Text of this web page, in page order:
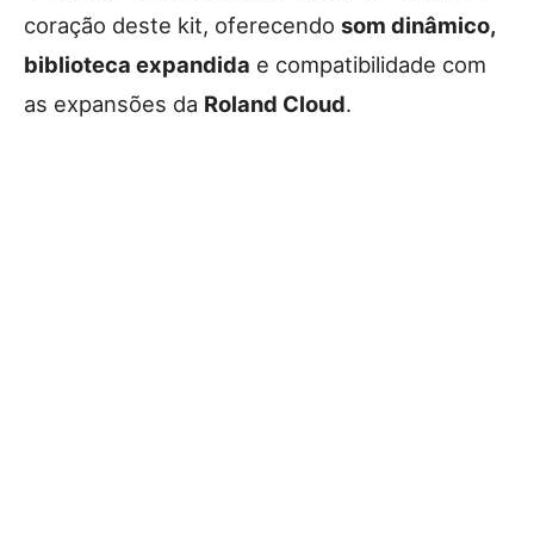
coração deste kit, oferecendo som dinâmico,
biblioteca expandida e compatibilidade com
as expansões da Roland Cloud.